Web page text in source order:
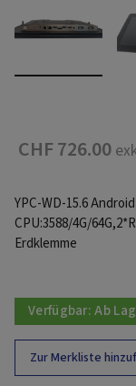
CHF 726.00
YPC-WD-15.6
CPU:3588/4G/
Erdklemme
Verfügbar:Ab
Zur Merkliste